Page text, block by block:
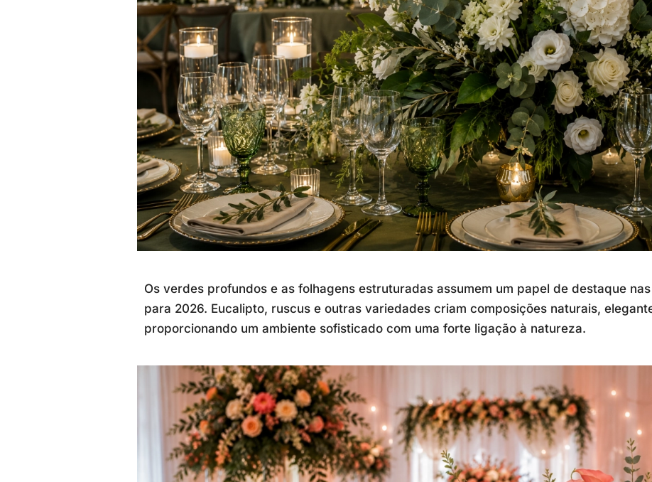
Os verdes profundos e as folhagens estruturadas assumem um papel de destaque
para 2026. Eucalipto, ruscus e outras variedades criam composições naturais,
proporcionando um ambiente sofisticado com uma forte ligação à natureza.